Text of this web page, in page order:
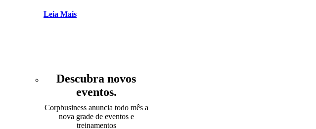
Leia Mais
Descubra novos
eventos.
Corpbusiness anuncia todo mês a
nova grade de eventos e
treinamentos